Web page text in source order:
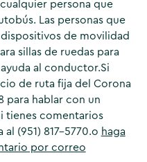
persona que
Las personas que
de movilidad
sillas de ruedas para
al conductor.Si
de ruta fija del Corona
para hablar con un
tienes comentarios
(951) 817-5770.o haga
por correo